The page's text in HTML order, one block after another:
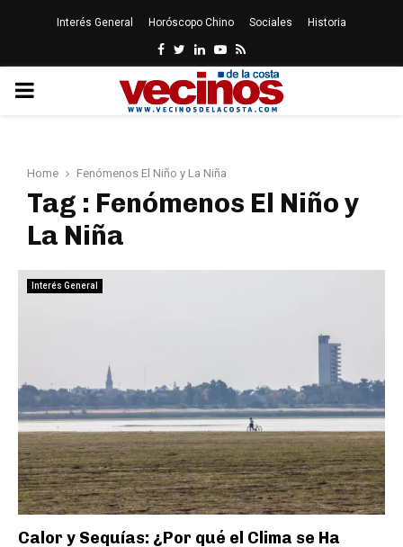
Interés General Horóscopo Chino Sociales Historia
Facebook
Twitter
LinkedinYoutube
Rss
PRIMARY
Home Fenómenos El Niño y La Niña
Tag : Fenómenos El Niño y
La Niña
Interés General
Calor y Sequías: ¿Por qué el Clima se Ha